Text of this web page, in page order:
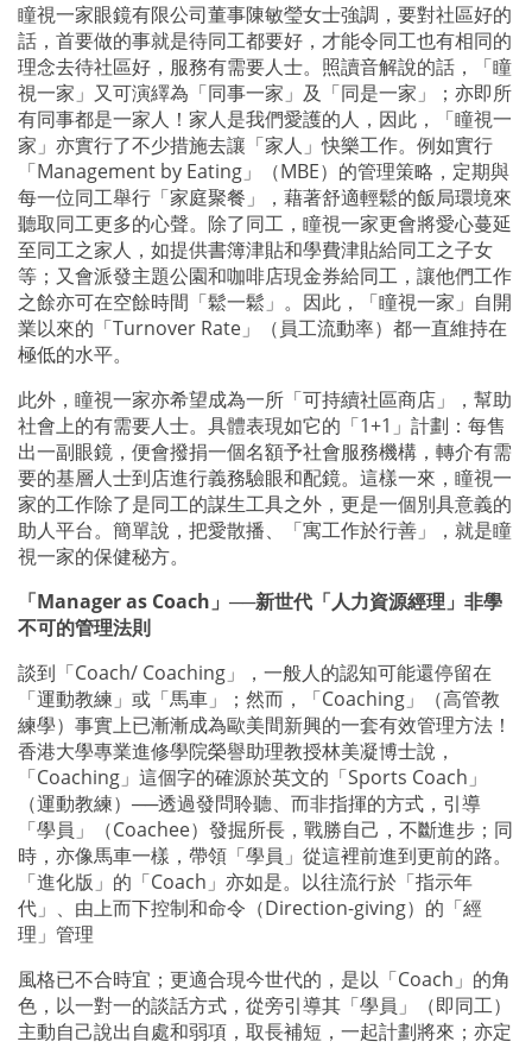
瞳視一家眼鏡有限公司董事陳敏瑩女士強調，要對社區好的
話，首要做的事就是待同工都要好，才能令同工也有相同的
理念去待社區好，服務有需要人士。照讀音解說的話，「瞳
視一家」又可演繹為「同事一家」及「同是一家」；亦即所
有同事都是一家人！家人是我們愛護的人，因此，「瞳視一
家」亦實行了不少措施去讓「家人」快樂工作。例如實行
「Management by Eating」（MBE）的管理策略，定期與
每一位同工舉行「家庭聚餐」，藉著舒適輕鬆的飯局環境來
聽取同工更多的心聲。除了同工，瞳視一家更會將愛心蔓延
至同工之家人，如提供書簿津貼和學費津貼給同工之子女
等；又會派發主題公園和咖啡店現金券給同工，讓他們工作
之餘亦可在空餘時間「鬆一鬆」。因此，「瞳視一家」自開
業以來的「Turnover Rate」（員工流動率）都一直維持在
極低的水平。
此外，瞳視一家亦希望成為一所「可持續社區商店」，幫助
社會上的有需要人士。具體表現如它的「1+1」計劃：每售
出一副眼鏡，便會撥捐一個名額予社會服務機構，轉介有需
要的基層人士到店進行義務驗眼和配鏡。這樣一來，瞳視一
家的工作除了是同工的謀生工具之外，更是一個別具意義的
助人平台。簡單說，把愛散播、「寓工作於行善」，就是瞳
視一家的保健秘方。
「Manager as Coach」──新世代「人力資源經理」非學
不可的管理法則
談到「Coach/ Coaching」，一般人的認知可能還停留在
「運動教練」或「馬車」；然而，「Coaching」（高管教
練學）事實上已漸漸成為歐美間新興的一套有效管理方法！
香港大學專業進修學院榮譽助理教授林美凝博士說，
「Coaching」這個字的確源於英文的「Sports Coach」
（運動教練）──透過發問聆聽、而非指揮的方式，引導
「學員」（Coachee）發掘所長，戰勝自己，不斷進步；同
時，亦像馬車一樣，帶領「學員」從這裡前進到更前的路。
「進化版」的「Coach」亦如是。以往流行於「指示年
代」、由上而下控制和命令（Direction-giving）的「經
理」管理
風格已不合時宜；更適合現今世代的，是以「Coach」的角
色，以一對一的談話方式，從旁引導其「學員」（即同工）
主動自己說出自處和弱項，取長補短，一起計劃將來；亦定